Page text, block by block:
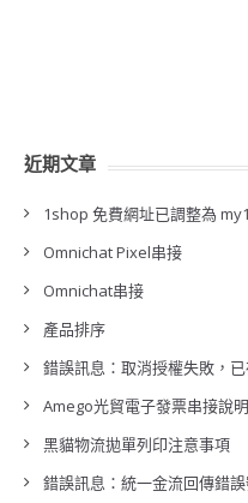
近期文章
1shop 免費網址已調整為
Omnichat Pixel串接
Omnichat串接
產品排序
錯誤訊息：取消授權失敗，
Amego光貿電子發票串接說明
黑貓物流拋單列印注意事項
錯誤訊息：統一金流回傳錯誤